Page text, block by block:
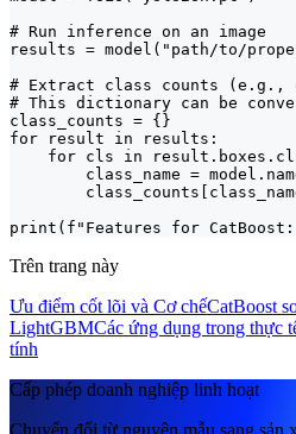
# Run inference on an image
results = model("path/to/
# Extract class counts
# This dictionary can be
class_counts = {}
for result in results:
for cls in
class_name =
print(f"Features for
Trên trang này
Ưu điểm cốt lõi và Cơ chếCatBoost
LightGBMCác ứng dụng trong thực
tính
Cấp phép doanh nghiệp linh hoạt